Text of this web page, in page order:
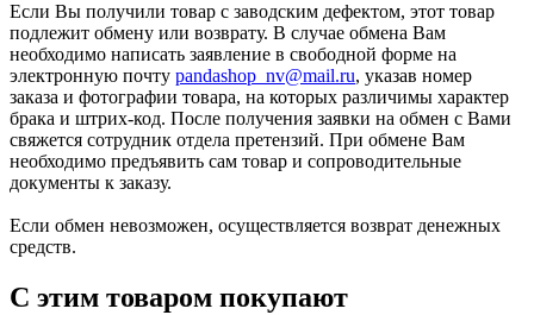
Если Вы получили товар с заводским дефектом, этот товар
подлежит обмену или возврату. В случае обмена Вам
необходимо написать заявление в свободной форме на
электронную почту pandashop_nv@mail.ru, указав номер
заказа и фотографии товара, на которых различимы характер
брака и штрих-код. После получения заявки на обмен с Вами
свяжется сотрудник отдела претензий. При обмене Вам
необходимо предъявить сам товар и сопроводительные
документы к заказу.
Если обмен невозможен, осуществляется возврат денежных
средств.
С этим товаром покупают